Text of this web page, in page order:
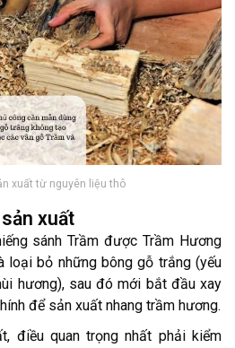
xuất từ nguyên liệu thô
xuất
sánh Trầm được Trầm Hương
loại bỏ những bông gỗ trắng (yếu
hương), sau đó mới bắt đầu xay
để sản xuất nhang trầm hương.
điều quan trọng nhất phải kiểm